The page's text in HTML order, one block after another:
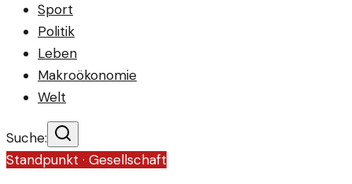
Sport
Politik
Leben
Makroökonomie
Welt
Suche:
Standpunkt · Gesellschaft